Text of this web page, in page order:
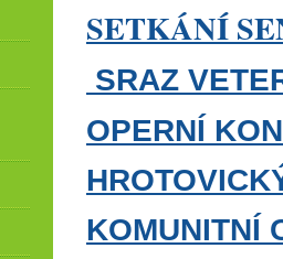
SETKÁNÍ
SRAZ
OPERNÍ
KOMUNITNÍ